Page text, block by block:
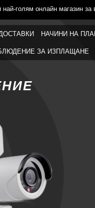
голям онлайн магазин
НАЧИНИ НА
ЗА ИЗПЛАЩАНЕ